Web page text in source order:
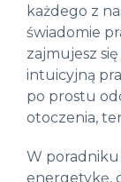
każdego z
świadomie
zajmujesz
intuicyjną
po prostu
otoczenia,
W poradniku
energetykę,